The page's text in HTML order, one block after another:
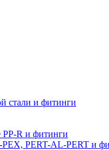
стали и фитинги
R и фитинги
PERT-AL-PERT и